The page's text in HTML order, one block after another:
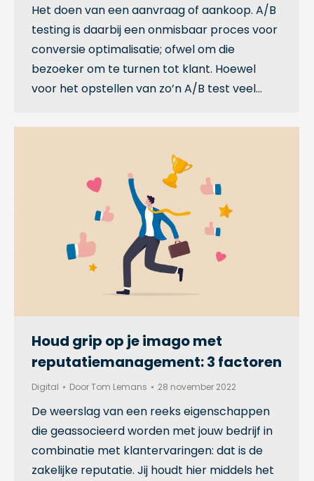
Het doen van een aanvraag of aankoop. A/B
testing is daarbij een onmisbaar proces voor
conversie optimalisatie; ofwel om die
bezoeker om te turnen tot klant. Hoewel
voor het opstellen van zo’n A/B test veel…
Houd grip op je imago met
reputatiemanagement: 3 factoren
Digital DoorTom Lemans 28 november 2022
De weerslag van een reeks eigenschappen
die geassocieerd worden met jouw bedrijf in
combinatie met klantervaringen: dat is de
zakelijke reputatie. Jij houdt hier middels het